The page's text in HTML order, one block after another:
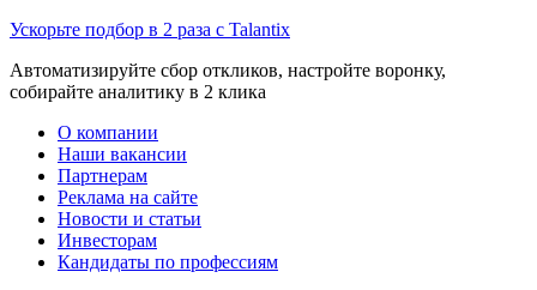
Ускорьте подбор в 2 раза с Talantix
Автоматизируйте сбор откликов, настройте воронку,
собирайте аналитику в 2 клика
О компании
Наши вакансии
Партнерам
Реклама на сайте
Новости и статьи
Инвесторам
Кандидаты по профессиям